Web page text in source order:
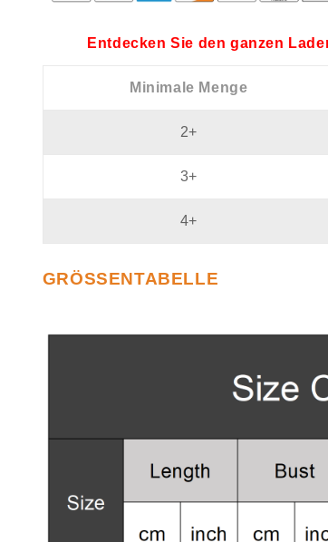
Entdecken Sie den ganzen
Minimale Menge
2+
3+
4+
GRÖSSENTABELLE